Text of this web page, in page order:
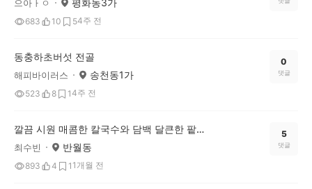
으아ㅏㅇ 평화동3가
683 10 54주 전
동충하초버섯 전골
해피바이러스 송천동1가
523 8 14주 전
0
댓글
깔끔 시원 매콤한 칼국수와 담백 달큰한 팥칼국주 맛집
최수빈 반월동
893 4 1 1개월 전
5
댓글